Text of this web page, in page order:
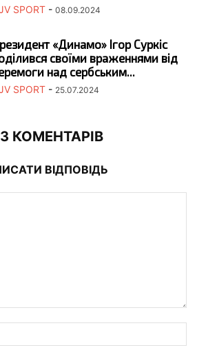
SPORT - 08.09.2024
«Динамо» Ігор Суркіс
своїми враженнями від
над сербським...
SPORT - 25.07.2024
КОМЕНТАРІВ
ВІДПОВІДЬ